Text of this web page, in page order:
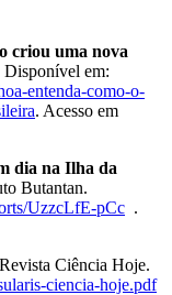
criou uma nova
em:
entenda-como-o-
. Acesso em
dia na Ilha da
Butantan.
UzzcLfE-pCc .
Revista Ciência Hoje.
ciencia-hoje.pdf